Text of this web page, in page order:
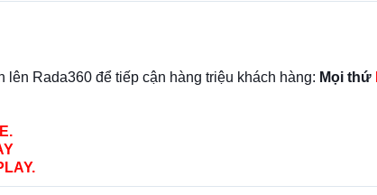
Rada360 để tiếp cận hàng triệu khách hàng: Mọi thứ